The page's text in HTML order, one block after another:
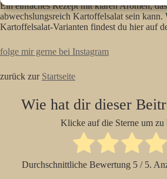
Ein einfaches Rezept mit klaren Aromen,
abwechslungsreich Kartoffelsalat sein kann.
Kartoffelsalat-Varianten findest du hier auf
folge mir gerne bei Instagram
zurück zur Startseite
Wie hat dir dieser
Klicke auf die Sterne um zu
Durchschnittliche Bewertung 5/ 5.